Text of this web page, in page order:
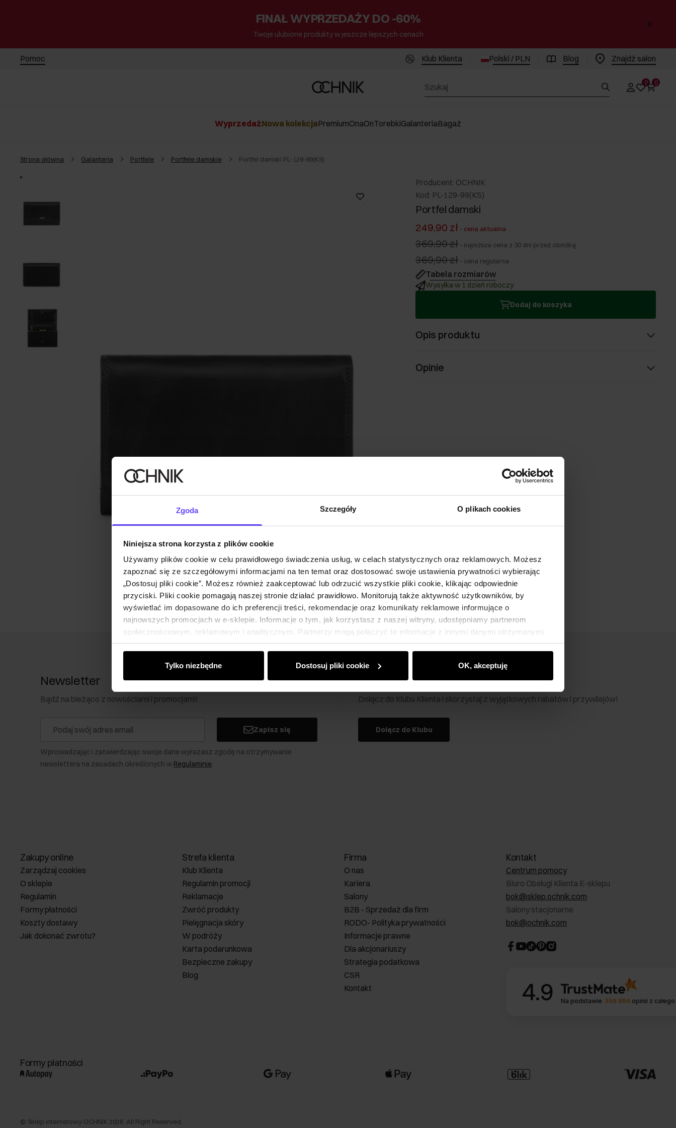
Zgoda Szczegóły O plikach cookies
Niniejsza strona korzysta z plików cookie
Używamy plików cookie w celu prawidłowego świadczenia usług, w celach statystycznych oraz reklamowych. Możesz
zapoznać się ze szczegółowymi informacjami na ten temat oraz dostosować swoje ustawienia prywatności wybierając
„Dostosuj pliki cookie”. Możesz również zaakceptować lub odrzucić wszystkie pliki cookie, klikając odpowiednie
przyciski. Pliki cookie pomagają naszej stronie działać prawidłowo. Monitorują także aktywność użytkowników, by
wyświetlać im dopasowane do ich preferencji treści, rekomendacje oraz komunikaty reklamowe informujące o
najnowszych promocjach w e-sklepie. Informacje o tym, jak korzystasz z naszej witryny, udostępniamy partnerom
społecznościowym, reklamowym i analitycznym. Partnerzy mogą połączyć te informacje z innymi danymi otrzymanymi
od Ciebie lub uzyskanymi podczas korzystania z ich usług.
Tylko niezbędne Dostosuj pliki cookie OK, akceptuję
FINAŁ WYPRZEDAŻY DO -60%
Twoje ulubione produkty w jeszcze lepszych cenach
Pomoc Klub Klienta Polski / PLN Blog Znajdż salon
0 0
WyprzedażNowa kolekcjaPremiumOnaOnTorebkiGalanteriaBagaż
Strona główna Galanteria Portfele Portfele damskie Portfel damski PL-129-99(KS)
Producent: OCHNIK
Kod: PL-129-99(KS)
Portfel damski
249,90 zł - cena aktualna
369,90 zł - najniższa cena z 30 dni przed obniżką
369,90 zł - cena regularna
Tabela rozmiarów
Wysyłka w 1 dzień roboczy
Dodaj do koszyka
Opis produktu
Opinie
Newsletter
Bądź na bieżąco z nowościami i promocjami!
Zapisz się
Wprowadzając i zatwierdzając swoje dane wyrażasz zgodę na otrzymywanie
newslettera na zasadach określonych w Regulaminie.
Klub Klienta Ochnik
Dołącz do Klubu Klienta i skorzystaj z wyjątkowych rabatów i przywilejów!
Dołącz do Klubu
Zakupy online
Zarządzaj cookies
O sklepie
Regulamin
Formy płatności
Koszty dostawy
Jak dokonać zwrotu?
Strefa klienta
Klub Klienta
Regulamin promocji
Reklamacje
Zwróć produkty
Pielęgnacja skóry
W podróży
Karta podarunkowa
Bezpieczne zakupy
Blog
Firma
O nas
Kariera
Salony
B2B - Sprzedaż dla firm
RODO- Polityka prywatności
Informacje prawne
Dla akcjonariuszy
Strategia podatkowa
CSR
Kontakt
Kontakt
Centrum pomocy
Biuro Obsługi Klienta E-sklepu
bok@sklep.ochnik.com
Salony stacjonarne
bok@ochnik.com
4.9 Na podstawie 356 984 opinii z
Formy płatności
© Sklep internetowy OCHNIK 2026 . All Right Reserved.